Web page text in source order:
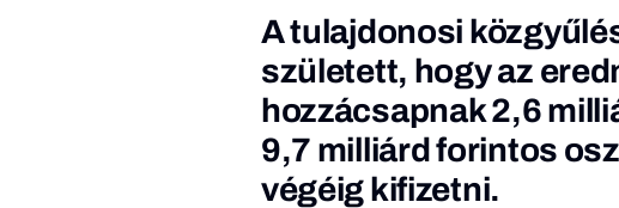
A tulajdonosi
született, hogy az
hozzácsapnak 2,6
9,7 milliárd forintos
végéig kifizetni.